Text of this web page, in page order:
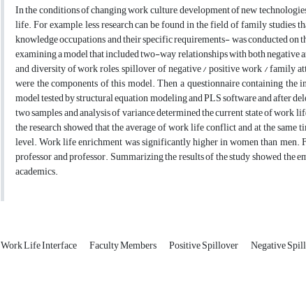
In the conditions of changing work culture, development of new
life. For example, less research can be found in the field of family
knowledge occupations and their specific requirements- was conducted
examining a model that included two-way relationships with both
and diversity of work roles, spillover of negative / positive work / family
were the components of this model. Then a questionnaire containing
model tested by structural equation modeling and PLS software and after
two samples and analysis of variance determined the current state of
the research showed that the average of work life conflict and at the
level. Work life enrichment was significantly higher in women than men.
professor and professor. Summarizing the results of the study showed the
academics.
Work Life Interface Faculty Members Positive Spillover Negative